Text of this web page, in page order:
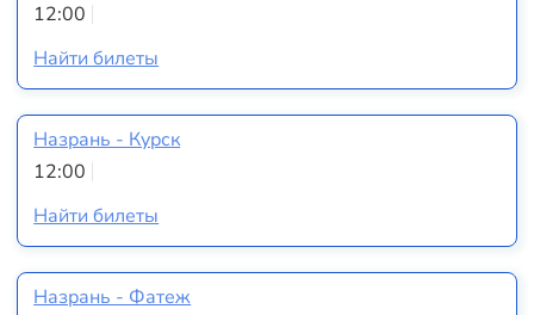
12:00
Найти билеты
Назрань - Курск
12:00
Найти билеты
Назрань - Фатеж